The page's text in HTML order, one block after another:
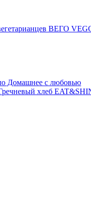
ВЕГО VEGO
Домашнее с любовью
хлеб